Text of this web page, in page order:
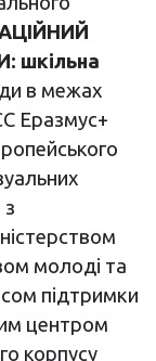
шкільна
в межах
Еразмус+
з
молоді та
підтримки
центром
корпусу